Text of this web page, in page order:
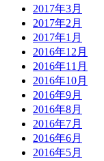
2017年3月
2017年2月
2017年1月
2016年12月
2016年11月
2016年10月
2016年9月
2016年8月
2016年7月
2016年6月
2016年5月